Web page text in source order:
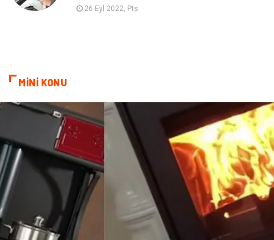
26 Eyl 2022, Pts
MİNİ KONU